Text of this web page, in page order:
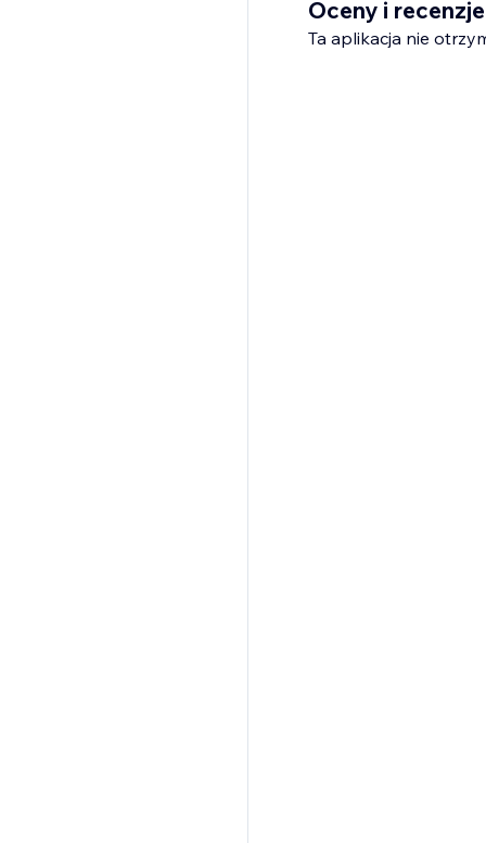
Oceny i recenzje
Ta aplikacja nie